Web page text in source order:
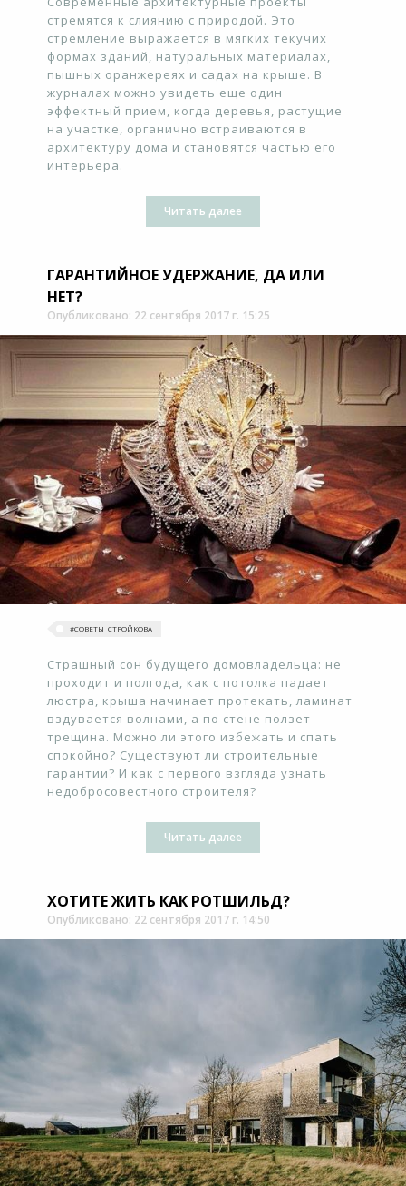
стремятся к слиянию с природой. Это
стремление выражается в мягких текучих
формах зданий, натуральных материалах,
пышных оранжереях и садах на крыше. В
журналах можно увидеть еще один
эффектный прием, когда деревья, растущие
на участке, органично встраиваются в
архитектуру дома и становятся частью его
интерьера.
Читать далее
ГАРАНТИЙНОЕ УДЕРЖАНИЕ, ДА ИЛИ
НЕТ?
Опубликовано: 22 сентября 2017 г. 15:25
#‎СОВЕТЫ_СТРОЙКОВА
Страшный сон будущего домовладельца: не
проходит и полгода, как с потолка падает
люстра, крыша начинает протекать, ламинат
вздувается волнами, а по стене ползет
трещина. Можно ли этого избежать и спать
спокойно? Существуют ли строительные
гарантии? И как с первого взгляда узнать
недобросовестного строителя?
Читать далее
ХОТИТЕ ЖИТЬ КАК РОТШИЛЬД?
Опубликовано: 22 сентября 2017 г. 14:50